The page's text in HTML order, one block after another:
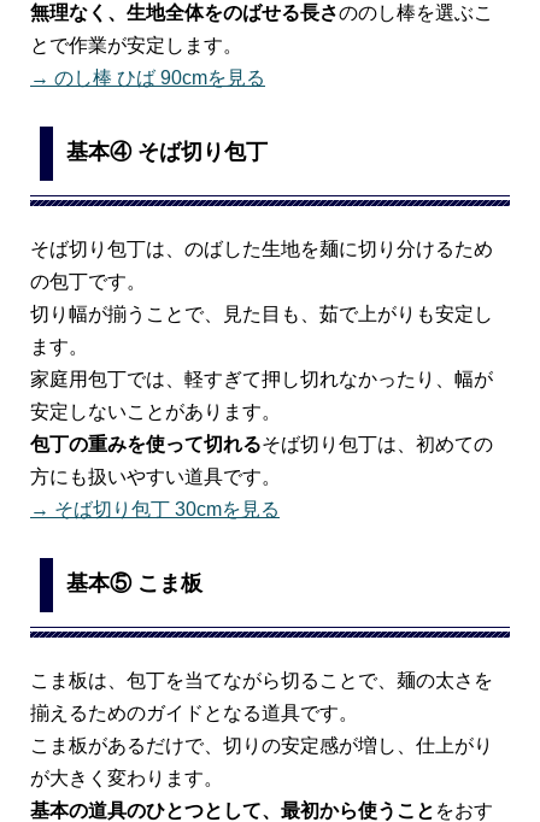
無理なく、生地全体をのばせる長さののし棒を選ぶこ
とで作業が安定します。
→ のし棒 ひば 90cmを見る
基本④ そば切り包丁
そば切り包丁は、のばした生地を麺に切り分けるため
の包丁です。
切り幅が揃うことで、見た目も、茹で上がりも安定し
ます。
家庭用包丁では、軽すぎて押し切れなかったり、幅が
安定しないことがあります。
包丁の重みを使って切れるそば切り包丁は、初めての
方にも扱いやすい道具です。
→ そば切り包丁 30cmを見る
基本⑤ こま板
こま板は、包丁を当てながら切ることで、麺の太さを
揃えるためのガイドとなる道具です。
こま板があるだけで、切りの安定感が増し、仕上がり
が大きく変わります。
基本の道具のひとつとして、最初から使うこと をおす